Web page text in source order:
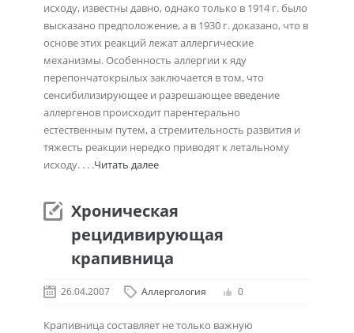
исходу, известны давно, однако только в 1914 г. было
высказано предположение, а в 1930 г. доказано, что в
основе этих реакций лежат аллергические
механизмы. Особенность аллергии к яду
перепончатокрылых заключается в том, что
сенсибилизирующее и разрешающее введение
аллергенов происходит парентерально
естественным путем, а стремительность развития и
тяжесть реакции нередко приводят к летальному
исходу. . . .Читать далее
Хроническая
рецидивирующая
крапивница
26.04.2007 Аллергология 0
Крапивница составляет не только важную